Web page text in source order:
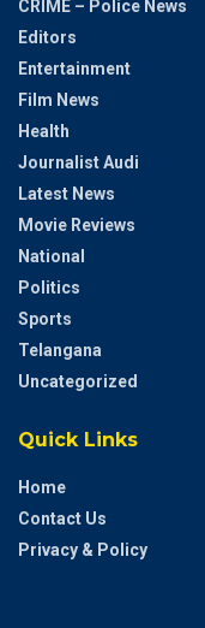
CRIME – Police News
Editors
Entertainment
Film News
Health
Journalist Audi
Latest News
Movie Reviews
National
Politics
Sports
Telangana
Uncategorized
Quick Links
Home
Contact Us
Privacy & Policy